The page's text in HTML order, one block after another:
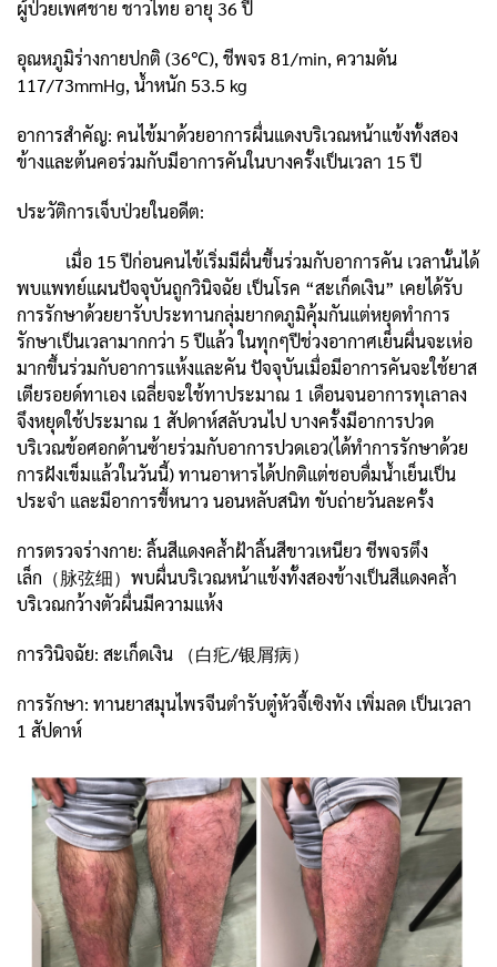
ผู้ป่วยเพศชาย ชาวไทย อายุ 36 ปี
อุณหภูมิร่างกายปกติ (36℃), ชีพจร 81/min, ความดัน
117/73mmHg, น้ำหนัก 53.5 kg
อาการสำคัญ: คนไข้มาด้วยอาการผื่นแดงบริเวณหน้าแข้งทั้งสอง
ข้างและต้นคอร่วมกับมีอาการคันในบางครั้งเป็นเวลา 15 ปี
ประวัติการเจ็บป่วยในอดีต:
เมื่อ 15 ปีก่อนคนไข้เริ่มมีผื่นขึ้นร่วมกับอาการคัน เวลานั้นได้
พบแพทย์แผนปัจจุบันถูกวินิจฉัย เป็นโรค “สะเก็ดเงิน” เคยได้รับ
การรักษาด้วยยารับประทานกลุ่มยากดภูมิคุ้มกันแต่หยุดทำการ
รักษาเป็นเวลามากกว่า 5 ปีแล้ว ในทุกๆปีช่วงอากาศเย็นผื่นจะเห่อ
มากขึ้นร่วมกับอาการแห้งและคัน ปัจจุบันเมื่อมีอาการคันจะใช้ยาส
เตียรอยด์ทาเอง เฉลี่ยจะใช้ทาประมาณ 1 เดือนจนอาการทุเลาลง
จึงหยุดใช้ประมาณ 1 สัปดาห์สลับวนไป บางครั้งมีอาการปวด
บริเวณข้อศอกด้านซ้ายร่วมกับอาการปวดเอว(ได้ทำการรักษาด้วย
การฝังเข็มแล้วในวันนี้) ทานอาหารได้ปกติแต่ชอบดื่มน้ำเย็นเป็น
ประจำ และมีอาการขี้หนาว นอนหลับสนิท ขับถ่ายวันละครั้ง
การตรวจร่างกาย: ลิ้นสีแดงคล้ำฝ้าลิ้นสีขาวเหนียว ชีพจรตึง
เล็ก（脉弦细）พบผื่นบริเวณหน้าแข้งทั้งสองข้างเป็นสีแดงคล้ำ
บริเวณกว้างตัวผื่นมีความแห้ง
การวินิจฉัย: สะเก็ดเงิน （白疕/银屑病）
การรักษา: ทานยาสมุนไพรจีนตำรับตู๋หัวจี้เซิงทัง เพิ่มลด เป็นเวลา
1 สัปดาห์